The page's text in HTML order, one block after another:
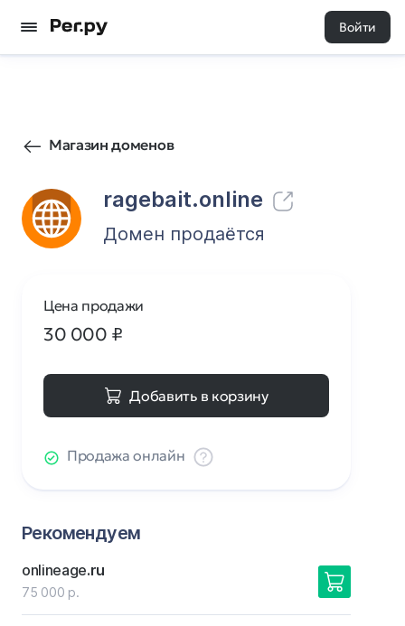
Войти
Магазин доменов
ragebait.online
18 0
Домен продаётся
Цена продажи
30 000 ₽
Добавить в корзину
Продажа онлайн
Рекомендуем
onlineage.ru
75 000 р.